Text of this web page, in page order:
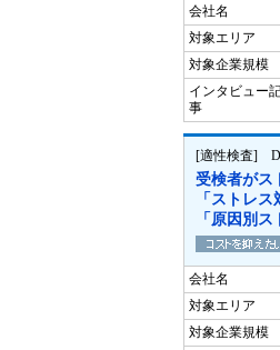
会社名
対象エリア
対象企業規模
インタビュー
事
[適性検査]
受検者がス
「ストレ
「原因別
会社名
対象エリア
対象企業規模